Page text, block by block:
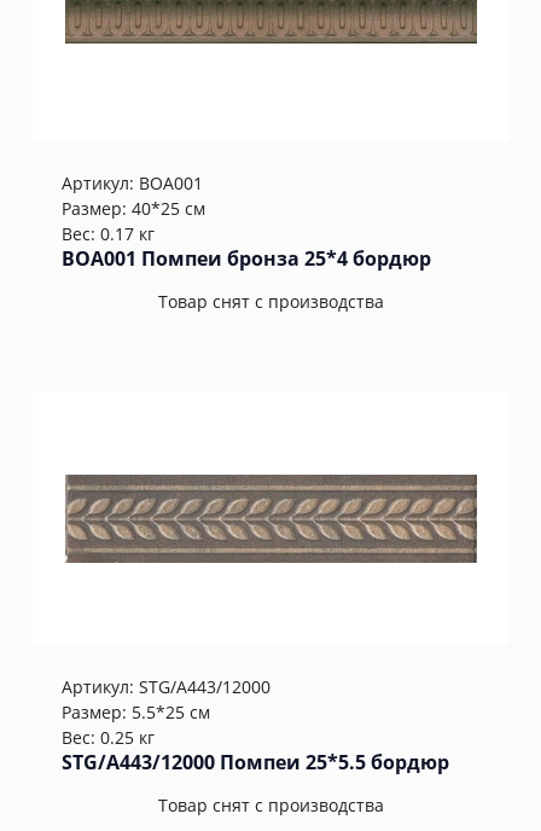
Артикул: BOA001
Размер: 40*25 см
Вес: 0.17 кг
BOA001 Помпеи бронза 25*4 бордюр
Товар снят с производства
Артикул: STG/A443/12000
Размер: 5.5*25 см
Вес: 0.25 кг
STG/A443/12000 Помпеи 25*5.5 бордюр
Товар снят с производства